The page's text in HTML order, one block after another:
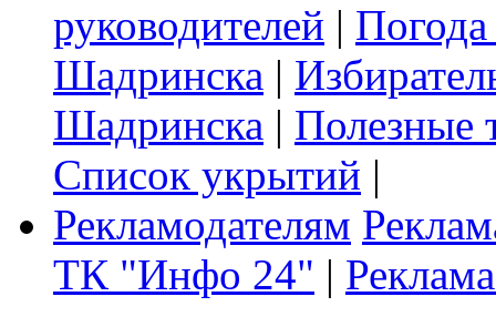
руководителей |
Шадринска |
Шадринска | Полезные
Список укрытий |
Рекламодателям
ТК "Инфо 24" |